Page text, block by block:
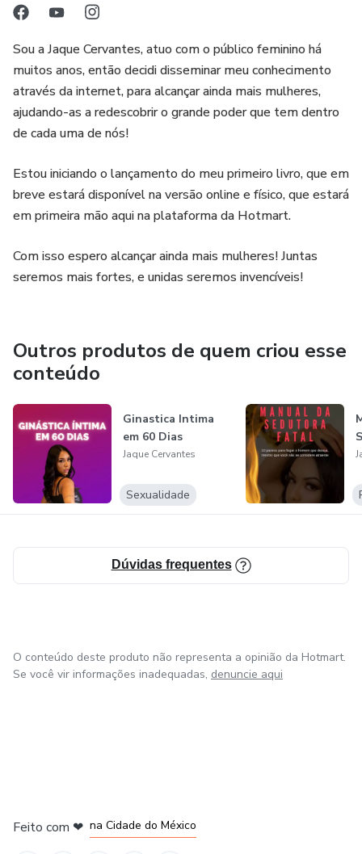
Sou a Jaque Cervantes, atuo com o público feminino há
muitos anos, então decidi disseminar meu conhecimento
através da internet, para alcançar ainda mais mulheres,
ajudando-as a redescobrir o grande poder que tem dentro
de cada uma de nós!
Estou iniciando o lançamento do meu primeiro livro, que em
breve estará disponível na versão online e físico, que estará
em primeira mão aqui na plataforma da Hotmart.
Com isso espero alcançar ainda mais mulheres! Juntas
seremos mais fortes, e unidas seremos invencíveis!
Outros produtos de quem criou esse
conteúdo
Ginastica Intima
em 60 Dias
Jaque Cervantes
Sexualidade
Dúvidas frequentes
O conteúdo deste produto não representa a opinião da Hotmart.
Se você vir informações inadequadas, denuncie aqui
Feito com ❤ na Cidade do México